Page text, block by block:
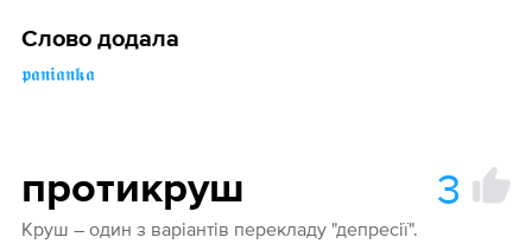
Слово додала
𝖕𝖆𝖓𝖎𝖆𝖓𝖐𝖆
протикруш 3
Круш – один з варіантів перекладу "депресії".